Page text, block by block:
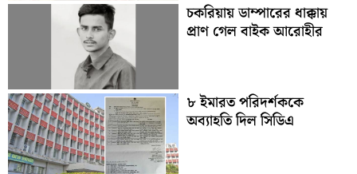
চকরিয়ায় ডাম্পারের ধাক্কায়
প্রাণ গেল বাইক আরোহীর
৮ ইমারত পরিদর্শককে
অব্যাহতি দিল সিডিএ